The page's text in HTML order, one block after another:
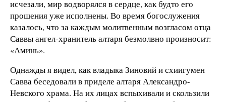
исчезали, мир водворялся в сердце, как будто его
прошения уже исполнены. Во время богослужения
казалось, что за каждым молитвенным возгласом отца
Саввы ангел-хранитель алтаря безмолвно произносит:
«Аминь».
Однажды я видел, как владыка Зиновий и схиигумен
Савва беседовали в приделе алтаря Александро-
Невского храма. На их лицах вспыхивали и скользили